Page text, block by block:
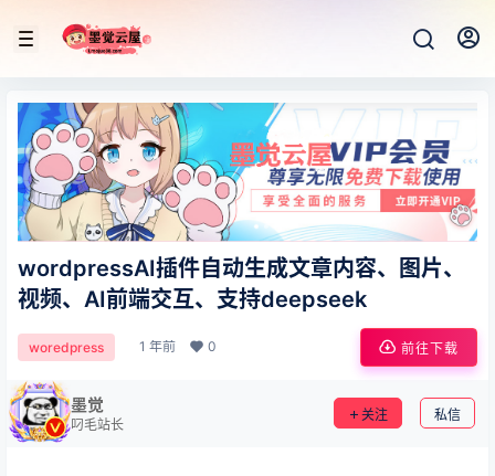
wordpressAI插件自动生成文章内容、图片、
视频、AI前端交互、支持deepseek
woredpress 1 年前 0 前往下载
墨觉
叼毛站长
关注 私信